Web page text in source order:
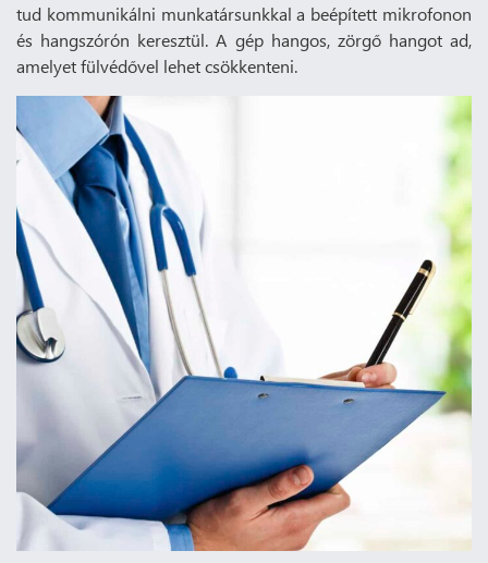
tud kommunikálni munkatársunkkal a beépített mikrofonon
és hangszórón keresztül. A gép hangos, zörgő hangot ad,
amelyet fülvédővel lehet csökkenteni.